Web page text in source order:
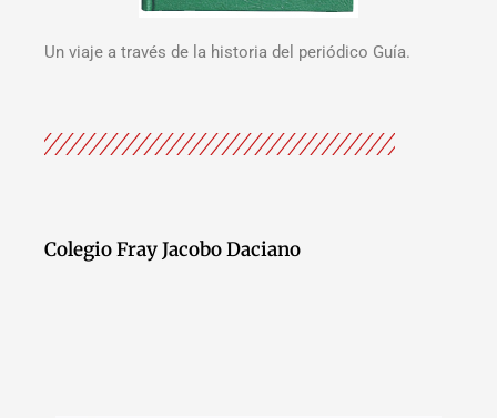
Un viaje a través de la historia del periódico Guía.
Colegio Fray Jacobo Daciano